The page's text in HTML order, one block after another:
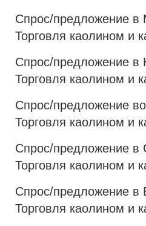
Спрос/предложение в
Торговля каолином и
Спрос/предложение
Торговля каолином и
Спрос/предложение
Торговля каолином и
Спрос/предложение
Торговля каолином и
Спрос/предложение в
Торговля каолином и